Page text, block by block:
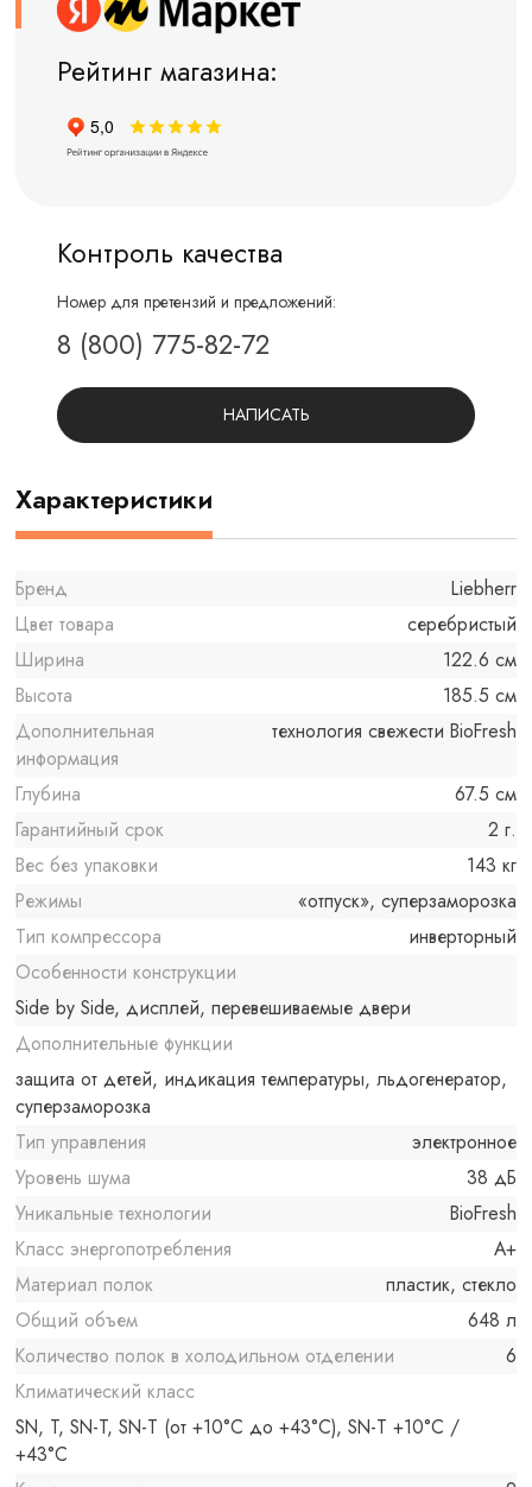
Рейтинг магазина:
Контроль качества
Номер для претензий и предложений:
8 (800) 775-82-72
НАПИСАТЬ
Характеристики
Бренд
Liebherr
Цвет товара
серебристый
Ширина
122.6 см
Высота
185.5 см
Дополнительная
информация
технология свежести BioFresh
Глубина
67.5 см
Гарантийный срок
2 г.
Вес без упаковки
143 кг
Режимы
«отпуск», суперзаморозка
Тип компрессора
инверторный
Особенности конструкции
Side by Side, дисплей, перевешиваемые двери
Дополнительные функции
защита от детей, индикация температуры, льдогенератор,
суперзаморозка
Тип управления
электронное
Уровень шума
38 дБ
Уникальные технологии
BioFresh
Класс энергопотребления
A+
Материал полок
пластик, стекло
Общий объем
648 л
Количество полок в холодильном отделении
6
Климатический класс
SN, T, SN-T, SN-T (от +10°C до +43°C), SN-T +10°C /
+43°C